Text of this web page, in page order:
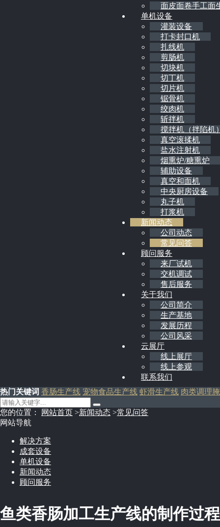
面皮面卷手工面
单机设备
灌装设备
打卡封口机
扎线机
剪肠机
切块机
切丁机
切片机
锯骨机
绞肉机
斩拌机
搅拌机（拌陷机
真空滚揉机
盐水注射机
烟熏炉/糖熏炉
辅助设备
真空和面机
中央厨房设备
丸子机
打浆机
新闻动态
公司动态
常见问答
顾问服务
来厂试机
交机调试
售后服务
关于我们
公司简介
生产基地
发展历程
公司风采
云展厅
线上展厅
线上参观
联系我们
热门关键词 香肠生产线 宠物食品生产线 虾滑生产线 肉类调理
您的位置： 网站首页 >新闻动态 >常见问答
鱼类香肠加工生产线的制作过程
网站导航
解决方案
成套设备
单机设备
新闻动态
顾问服务